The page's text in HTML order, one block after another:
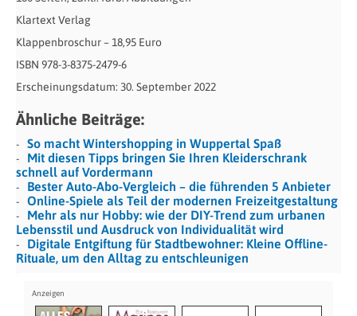
Klartext Verlag
Klappenbroschur – 18,95 Euro
ISBN 978-3-8375-2479-6
Erscheinungsdatum: 30. September 2022
Ähnliche Beiträge:
So macht Wintershopping in Wuppertal Spaß
Mit diesen Tipps bringen Sie Ihren Kleiderschrank
schnell auf Vordermann
Bester Auto-Abo-Vergleich – die führenden 5 Anbieter
Online-Spiele als Teil der modernen Freizeitgestaltung
Mehr als nur Hobby: wie der DIY-Trend zum urbanen
Lebensstil und Ausdruck von Individualität wird
Digitale Entgiftung für Stadtbewohner: Kleine Offline-
Rituale, um den Alltag zu entschleunigen